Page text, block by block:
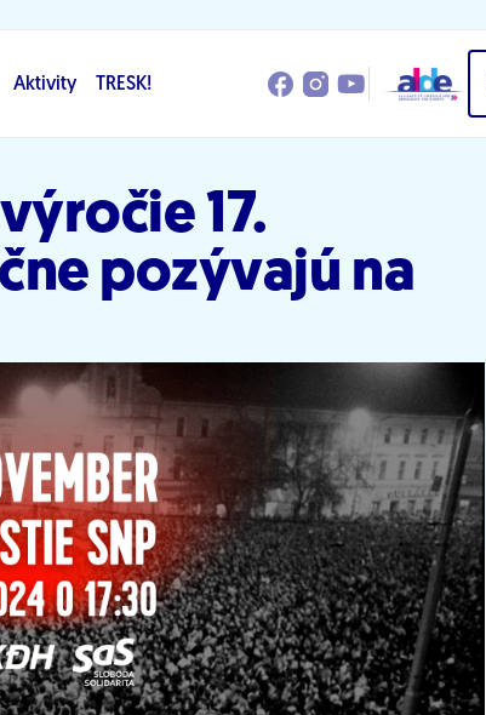
Aktivity TRESK!
výročie 17.
pozývajú na